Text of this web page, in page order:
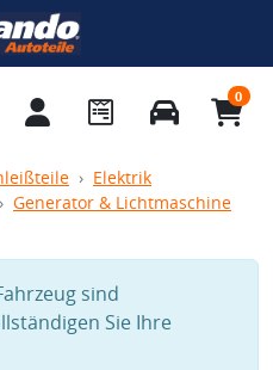
0
Elektrik
Generator & Lichtmaschine
sind
Sie Ihre